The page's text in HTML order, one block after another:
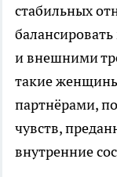
стабильных
и внешними
такие
партнёрами,
чувств,
внутренние